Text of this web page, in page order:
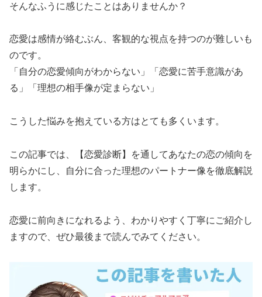
そんなふうに感じたことはありませんか？
恋愛は感情が絡むぶん、客観的な視点を持つのが難しいも
のです。
「自分の恋愛傾向がわからない」「恋愛に苦手意識があ
る」「理想の相手像が定まらない」
こうした悩みを抱えている方はとても多くいます。
この記事では、【恋愛診断】を通してあなたの恋の傾向を
明らかにし、自分に合った理想のパートナー像を徹底解説
します。
恋愛に前向きになれるよう、わかりやすく丁寧にご紹介し
ますので、ぜひ最後まで読んでみてください。